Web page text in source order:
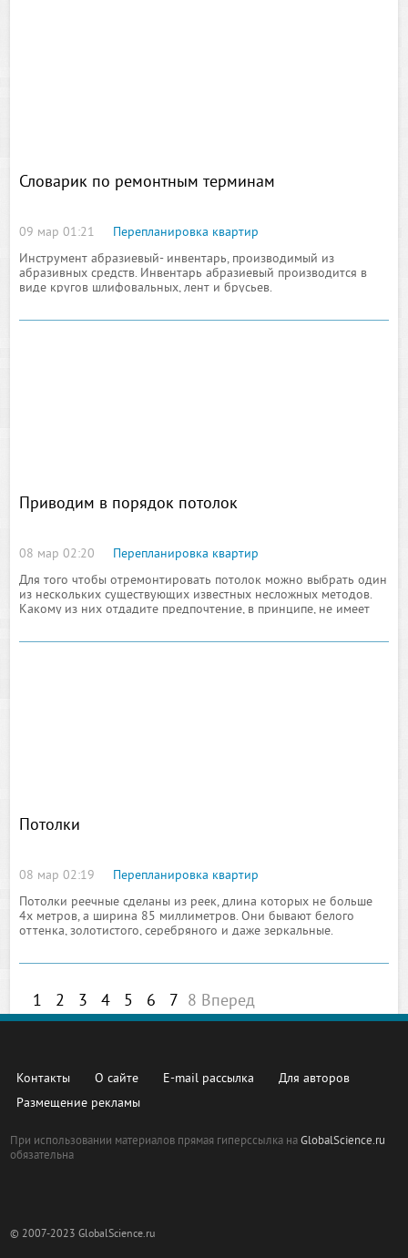
Словарик по ремонтным терминам
09 мар 01:21
Перепланировка квартир
Инструмент абразиевый- инвентарь, производимый из
абразивных средств. Инвентарь абразиевый производится в
виде кругов шлифовальных, лент и брусьев.
прочностью (алмаз, корунд, наждак
Приводим в порядок потолок
08 мар 02:20
Перепланировка квартир
Для того чтобы отремонтировать потолок можно выбрать один
из нескольких существующих известных несложных методов.
Какому из них отдадите предпочтение, в принципе, не имеет
Потолки
08 мар 02:19
Перепланировка квартир
Потолки реечные сделаны из реек, длина которых не больше
4х метров, а ширина 85 миллиметров. Они бывают белого
оттенка, золотистого, серебряного и даже зеркальные.
миньоны
1 2 3 4 5 6 7 8 Вперед
Контакты О сайте E-mail рассылка
Для авторов
Размещение рекламы
При использовании материалов прямая гиперссылка наGlobalScience.ru
обязательна
© 2007-2023 GlobalScience.ru